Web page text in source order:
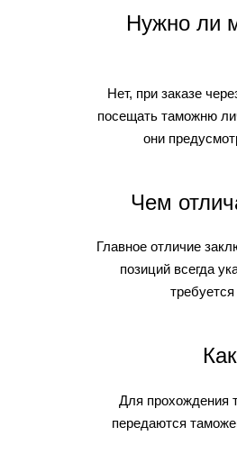
Нужно ли
Нет, при заказе
посещать таможню
они
Чем
Главное отличие
позиций всегда
Для прохождения
передаются